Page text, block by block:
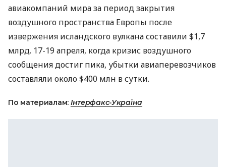
авиакомпаний мира за период закрытия
воздушного пространства Европы после
извержения исландского вулкана составили $1,7
млрд. 17-19 апреля, когда кризис воздушного
сообщения достиг пика, убытки авиаперевозчиков
составляли около $400 млн в сутки.
По материалам: Інтерфакс-Україна